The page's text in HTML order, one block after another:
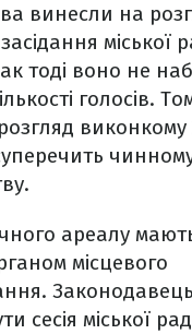
винесли на
міської
тоді воно не
голосів.
виконкому
ареалу
місцевого
сесія міської